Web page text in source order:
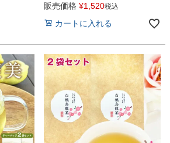
販売価格 ¥1,520税込
カートに入れる